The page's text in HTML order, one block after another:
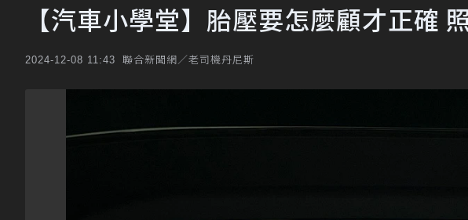
【汽車小學堂】胎壓要怎麼顧才正確
2024-12-08 11:43 聯合新聞網／老司機丹尼斯